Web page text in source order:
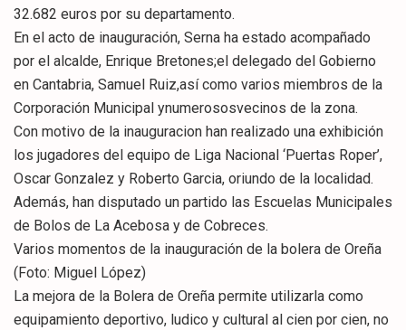
32.682 euros por su departamento.
En el acto de inauguración, Serna ha estado acompañado
por el alcalde, Enrique Bretones;el delegado del Gobierno
en Cantabria, Samuel Ruiz,así como varios miembros de la
Corporación Municipal ynumerososvecinos de la zona.
Con motivo de la inauguracion han realizado una exhibición
los jugadores del equipo de Liga Nacional ‘Puertas Roper’,
Oscar Gonzalez y Roberto Garcia, oriundo de la localidad.
Además, han disputado un partido las Escuelas Municipales
de Bolos de La Acebosa y de Cobreces.
Varios momentos de la inauguración de la bolera de Oreña
(Foto: Miguel López)
La mejora de la Bolera de Oreña permite utilizarla como
equipamiento deportivo, ludico y cultural al cien por cien, no